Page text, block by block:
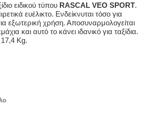
ειδικού τύπου RASCAL VEO SPORT.
ευέλικτο. Ενδείκνυται τόσο για
εξωτερική χρήση. Αποσυναρμολογείται
και αυτό το κάνει ιδανικό για ταξίδια.
17,4 Kg.